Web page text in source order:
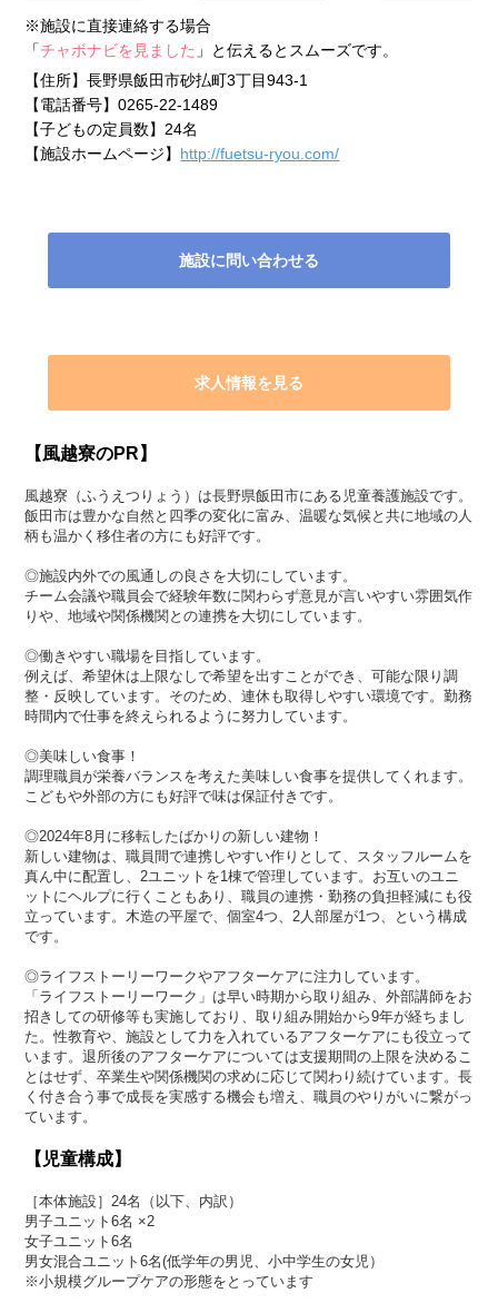
※施設に直接連絡する場合
「チャボナビを見ました 」と伝えるとスムーズです。
【住所】長野県飯田市砂払町3丁目943-1
【電話番号】0265-22-1489
【子どもの定員数】24名
【施設ホームページ】 http://fuetsu-ryou.com/
施設に問い合わせる
求人情報を見る
【風越寮のPR】
風越寮（ふうえつりょう）は長野県飯田市にある児童養護施設です。
飯田市は豊かな自然と四季の変化に富み、温暖な気候と共に地域の人
柄も温かく移住者の方にも好評です。
◎施設内外での風通しの良さを大切にしています。
チーム会議や職員会で経験年数に関わらず意見が言いやすい雰囲気作
りや、地域や関係機関との連携を大切にしています。
◎働きやすい職場を目指しています。
例えば、希望休は上限なしで希望を出すことができ、可能な限り調
整・反映しています。そのため、連休も取得しやすい環境です。勤務
時間内で仕事を終えられるように努力しています。
◎美味しい食事！
調理職員が栄養バランスを考えた美味しい食事を提供してくれます。
こどもや外部の方にも好評で味は保証付きです。
◎2024年8月に移転したばかりの新しい建物！
新しい建物は、職員間で連携しやすい作りとして、スタッフルームを
真ん中に配置し、2ユニットを1棟で管理しています。お互いのユニ
ットにヘルプに行くこともあり、職員の連携・勤務の負担軽減にも役
立っています。木造の平屋で、個室4つ、2人部屋が1つ、という構成
です。
◎ライフストーリーワークやアフターケアに注力しています。
「ライフストーリーワーク」は早い時期から取り組み、外部講師をお
招きしての研修等も実施しており、取り組み開始から9年が経ちまし
た。性教育や、施設として力を入れているアフターケアにも役立って
います。退所後のアフターケアについては支援期間の上限を決めるこ
とはせず、卒業生や関係機関の求めに応じて関わり続けています。長
く付き合う事で成長を実感する機会も増え、職員のやりがいに繋がっ
ています。
【児童構成】
［本体施設］24名（以下、内訳）
男子ユニット6名 ×2
女子ユニット6名
男女混合ユニット6名(低学年の男児、小中学生の女児）
※小規模グループケアの形態をとっています